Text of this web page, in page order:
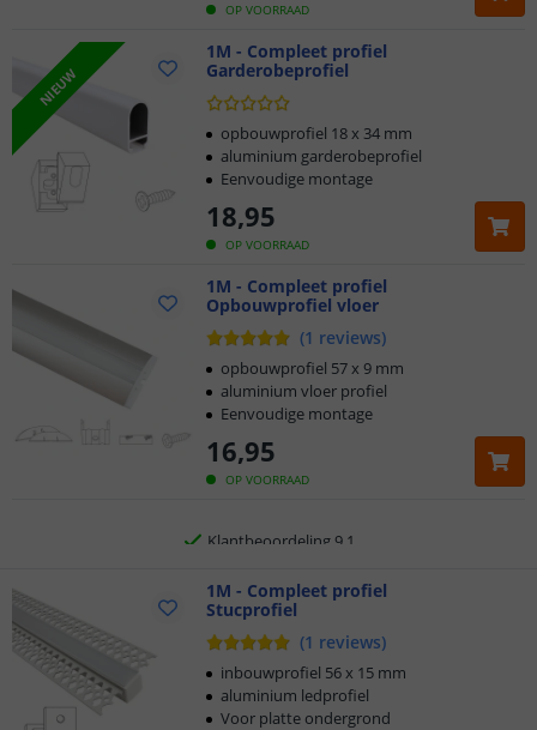
OP VOORRAAD
NIEUW
1M - Compleet profiel
Garderobeprofiel
OP VOORRAAD
18,95
opbouwprofiel 18 x 34 mm
aluminium garderobeprofiel
Eenvoudige montage
1M - Compleet profiel
Opbouwprofiel vloer
(1 reviews)
OP VOORRAAD
16,95
opbouwprofiel 57 x 9 mm
aluminium vloer profiel
Eenvoudige montage
Klantbeoordeling 9.1
Voor 23:45 uur besteld,morgen in huis
2 jaar garantie
Gratis verzending vanaf € 20,-
Klantbeoordeling 9.1
Voor 23:45 uur besteld,morgen in huis
1M - Compleet profiel
Stucprofiel
(1 reviews)
inbouwprofiel 56 x 15 mm
aluminium ledprofiel
Voor platte ondergrond